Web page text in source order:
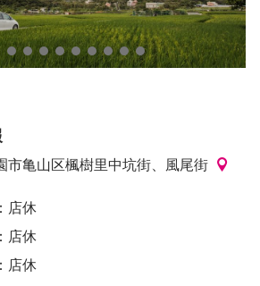
市亀山区楓樹里中坑街、風尾街
店休
店休
店休